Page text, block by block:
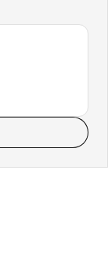
5 zvezdic.